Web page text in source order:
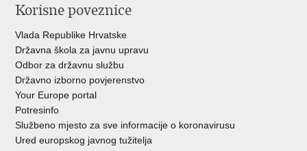
Korisne poveznice
Vlada Republike Hrvatske
Državna škola za javnu upravu
Odbor za državnu službu
Državno izborno povjerenstvo
Your Europe portal
Potresinfo
Službeno mjesto za sve informacije o koronavirusu
Ured europskog javnog tužitelja